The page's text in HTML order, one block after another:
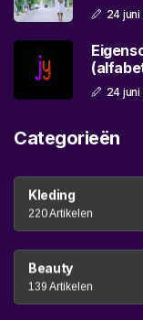
24
24
Categorieën
Kleding
220 Artikelen
Beauty
139 Artikelen